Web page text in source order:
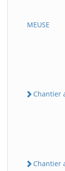
MEUSE
Chantier
Chantier